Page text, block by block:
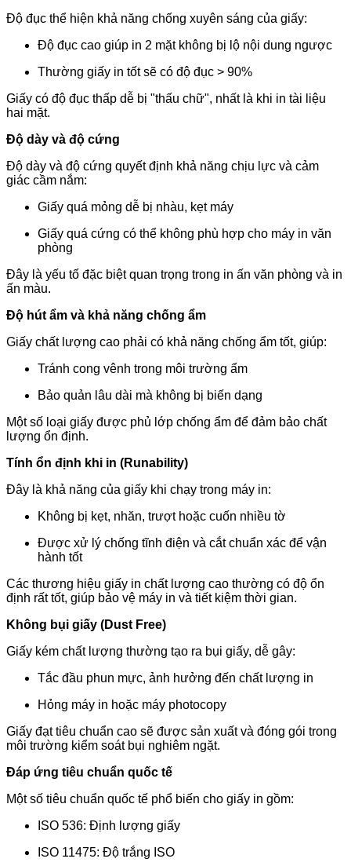
Độ đục thể hiện khả năng chống xuyên sáng của giấy:
Độ đục cao giúp in 2 mặt không bị lộ nội dung ngược
Thường giấy in tốt sẽ có độ đục > 90%
Giấy có độ đục thấp dễ bị "thấu chữ", nhất là khi in tài liệu
hai mặt.
Độ dày và độ cứng
Độ dày và độ cứng quyết định khả năng chịu lực và cảm
giác cầm nắm:
Giấy quá mỏng dễ bị nhàu, kẹt máy
Giấy quá cứng có thể không phù hợp cho máy in văn
phòng
Đây là yếu tố đặc biệt quan trọng trong in ấn văn phòng và in
ấn màu.
Độ hút ẩm và khả năng chống ẩm
Giấy chất lượng cao phải có khả năng chống ẩm tốt, giúp:
Tránh cong vênh trong môi trường ẩm
Bảo quản lâu dài mà không bị biến dạng
Một số loại giấy được phủ lớp chống ẩm để đảm bảo chất
lượng ổn định.
Tính ổn định khi in (Runability)
Đây là khả năng của giấy khi chạy trong máy in:
Không bị kẹt, nhăn, trượt hoặc cuốn nhiều tờ
Được xử lý chống tĩnh điện và cắt chuẩn xác để vận
hành tốt
Các thương hiệu giấy in chất lượng cao thường có độ ổn
định rất tốt, giúp bảo vệ máy in và tiết kiệm thời gian.
Không bụi giấy (Dust Free)
Giấy kém chất lượng thường tạo ra bụi giấy, dễ gây:
Tắc đầu phun mực, ảnh hưởng đến chất lượng in
Hỏng máy in hoặc máy photocopy
Giấy đạt tiêu chuẩn cao sẽ được sản xuất và đóng gói trong
môi trường kiểm soát bụi nghiêm ngặt.
Đáp ứng tiêu chuẩn quốc tế
Một số tiêu chuẩn quốc tế phổ biến cho giấy in gồm:
ISO 536: Định lượng giấy
ISO 11475: Độ trắng ISO